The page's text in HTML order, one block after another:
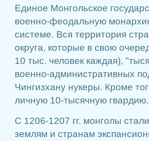
Единое Монгольское
военно-феодальную
системе. Вся территория
округа, которые в свою
10 тыс. человек каждая),
военно-административных
Чингизхану нукеры. Кроме
личную 10-тысячную гвардию.
С 1206-1207 гг. монголы
землям и странам